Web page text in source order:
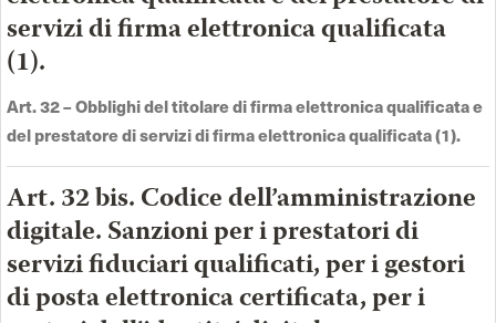
servizi di firma elettronica qualificata
(1).
Art. 32 –Obblighi del titolare di firma elettronica qualificata e
del prestatore di servizi di firma elettronica qualificata (1).
Art. 32 bis. Codice dell’amministrazione
digitale. Sanzioni per i prestatori di
servizi fiduciari qualificati, per i gestori
di posta elettronica certificata, per i